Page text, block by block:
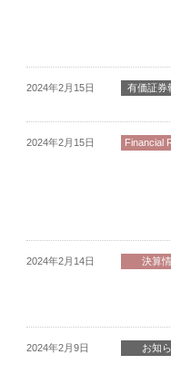
2024年2月15日 有価証券
2024年2月15日 Financial
2024年2月14日 決算
2024年2月9日 お知